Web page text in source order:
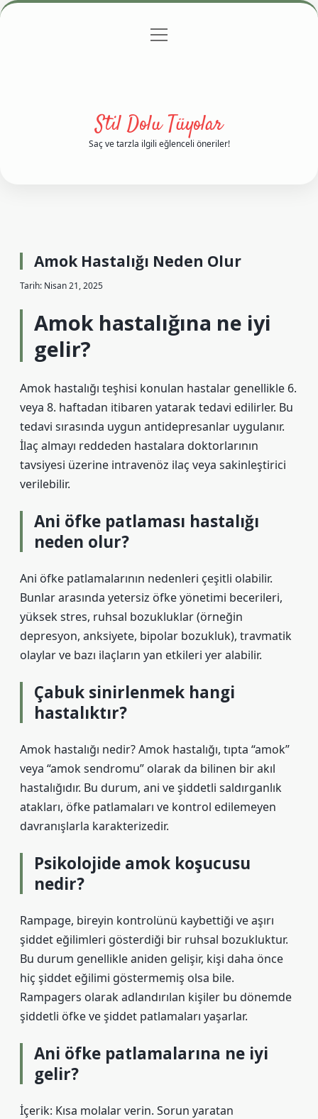
Gizlilik Politikası
menüyü
Stil Dolu Tüyolar
Saç ve tarzla ilgili eğlenceli öneriler!
Amok Hastalığı Neden Olur
Tarih: Nisan 21, 2025
Amok hastalığına ne iyi
gelir?
Amok hastalığı teşhisi konulan hastalar genellikle 6.
veya 8. haftadan itibaren yatarak tedavi edilirler. Bu
tedavi sırasında uygun antidepresanlar uygulanır.
İlaç almayı reddeden hastalara doktorlarının
tavsiyesi üzerine intravenöz ilaç veya sakinleştirici
verilebilir.
Ani öfke patlaması hastalığı
neden olur?
Ani öfke patlamalarının nedenleri çeşitli olabilir.
Bunlar arasında yetersiz öfke yönetimi becerileri,
yüksek stres, ruhsal bozukluklar (örneğin
depresyon, anksiyete, bipolar bozukluk), travmatik
olaylar ve bazı ilaçların yan etkileri yer alabilir.
Çabuk sinirlenmek hangi
hastalıktır?
Amok hastalığı nedir? Amok hastalığı, tıpta “amok”
veya “amok sendromu” olarak da bilinen bir akıl
hastalığıdır. Bu durum, ani ve şiddetli saldırganlık
atakları, öfke patlamaları ve kontrol edilemeyen
davranışlarla karakterizedir.
Psikolojide amok koşucusu
nedir?
Rampage, bireyin kontrolünü kaybettiği ve aşırı
şiddet eğilimleri gösterdiği bir ruhsal bozukluktur.
Bu durum genellikle aniden gelişir, kişi daha önce
hiç şiddet eğilimi göstermemiş olsa bile.
Rampagers olarak adlandırılan kişiler bu dönemde
şiddetli öfke ve şiddet patlamaları yaşarlar.
Ani öfke patlamalarına ne iyi
gelir?
İçerik: Kısa molalar verin. Sorun yaratan